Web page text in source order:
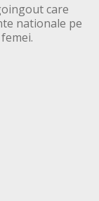
care
nationale pe